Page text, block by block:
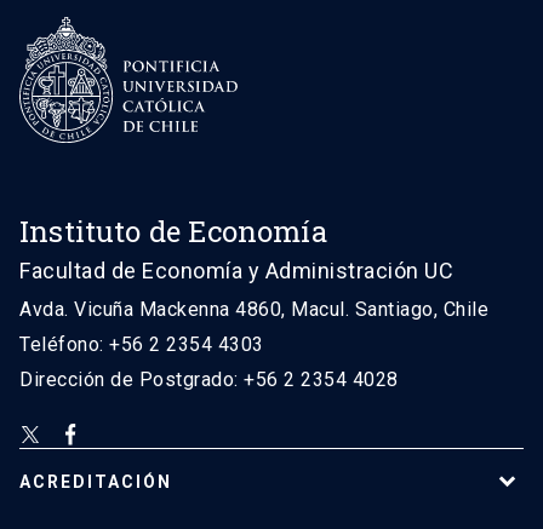
Instituto de Economía
Facultad de Economía y Administración UC
Avda. Vicuña Mackenna 4860, Macul. Santiago, Chile
Teléfono: +56 2 2354 4303
Dirección de Postgrado: +56 2 2354 4028
ACREDITACIÓN